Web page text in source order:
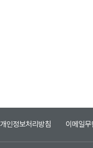
개인정보처리방침 이메일